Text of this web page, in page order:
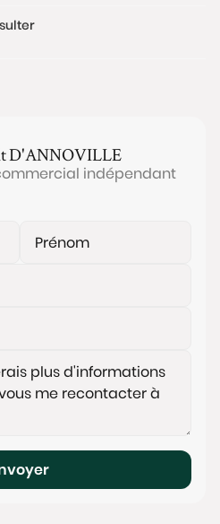
Commerce”).
auxquels ce bien est
D'ANNOVILLE
indépendant